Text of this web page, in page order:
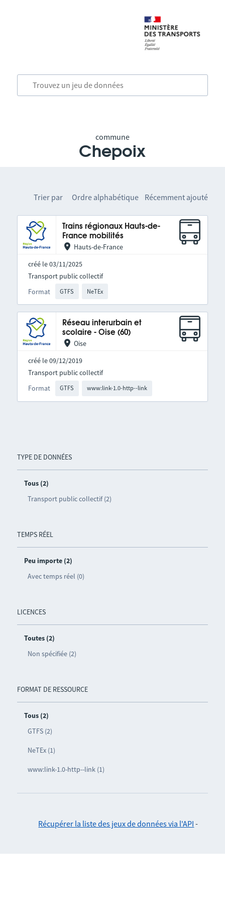
commune
Chepoix
TYPE DE DONNÉES
Tous (2)
Transport public collectif (2)
TEMPS RÉEL
Peu importe (2)
Avec temps réel (0)
LICENCES
Toutes (2)
Non spécifiée (2)
FORMAT DE RESSOURCE
Tous (2)
GTFS (2)
NeTEx (1)
www:link-1.0-http--link (1)
Trier par Ordre alphabétique Récemment ajouté
Trains régionaux Hauts-de-
France mobilités
Hauts-de-France
créé le 03/11/2025
Format GTFS NeTEx
Transport public collectif
Réseau interurbain et
scolaire - Oise (60)
Oise
créé le 09/12/2019
Format GTFS www:link-1.0-http--link
Transport public collectif
Récupérer la liste des jeux de données via l'API -